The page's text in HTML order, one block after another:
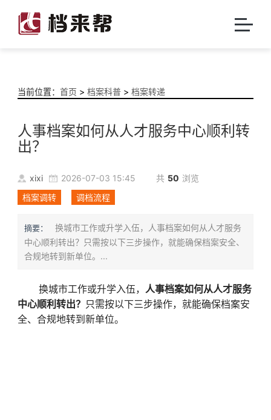
当前位置： 首页 > 档案科普> 档案转递
人事档案如何从人才服务中心顺利转
出？
xixi 2026-07-03 15:45 共 50 浏览
档案调转
调档流程
摘要：
换城市工作或升学入伍，人事档案如何从人才服务
中心顺利转出？只需按以下三步操作，就能确保档案安全、
合规地转到新单位。...
换城市工作或升学入伍， 人事档案如何从人才服务
中心顺利转出？ 只需按以下三步操作，就能确保档案安
全、合规地转到新单位。